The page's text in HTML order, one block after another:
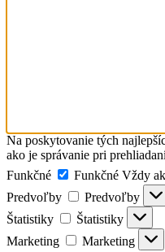
Na poskytovanie tých
ako je správanie pri
Funkčné
Funkčné Vždy
Predvoľby
Predvoľby
Štatistiky
Štatistiky
Marketing
Marketing